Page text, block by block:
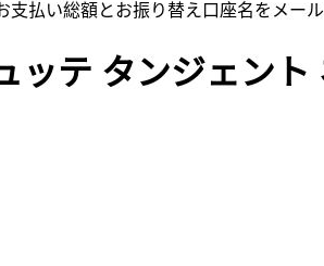
払い総額とお振り替え口座名をメール
ッテ タンジェン